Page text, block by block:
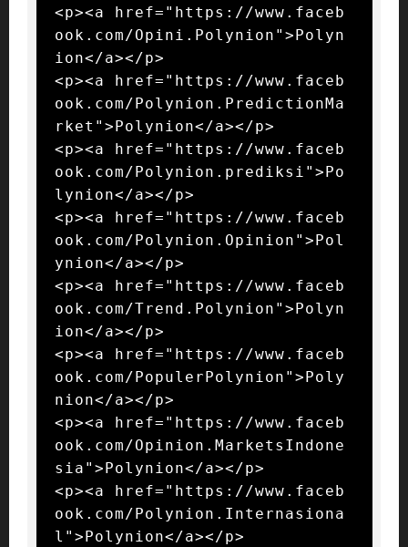
<p><a href="https://www.faceb
ook.com/Opini.Polynion">Polyn
ion</a></p>
<p><a href="https://www.faceb
ook.com/Polynion.PredictionMa
rket">Polynion</a></p>
<p><a href="https://www.faceb
ook.com/Polynion.prediksi">Po
lynion</a></p>
<p><a href="https://www.faceb
ook.com/Polynion.Opinion">Pol
ynion</a></p>
<p><a href="https://www.faceb
ook.com/Trend.Polynion">Polyn
ion</a></p>
<p><a href="https://www.faceb
ook.com/PopulerPolynion">Poly
nion</a></p>
<p><a href="https://www.faceb
ook.com/Opinion.MarketsIndone
sia">Polynion</a></p>
<p><a href="https://www.faceb
ook.com/Polynion.Internasiona
l">Polynion</a></p>